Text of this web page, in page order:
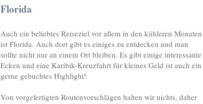
Florida
Auch ein beliebtes Reiseziel vor allem in den kühleren Monaten
ist Florida. Auch dort gibt es einiges zu entdecken und man
sollte nicht nur an einem Ort bleiben. Es gibt einige interessante
Ecken und eine Karibik-Kreuzfahrt für kleines Geld ist auch ein
gerne gebuchtes Highlight!
Von vorgefertigten Routenvorschlägen halten wir nichts, daher